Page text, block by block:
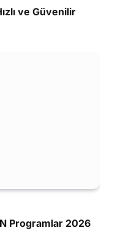
ve Güvenilir
Programlar 2026